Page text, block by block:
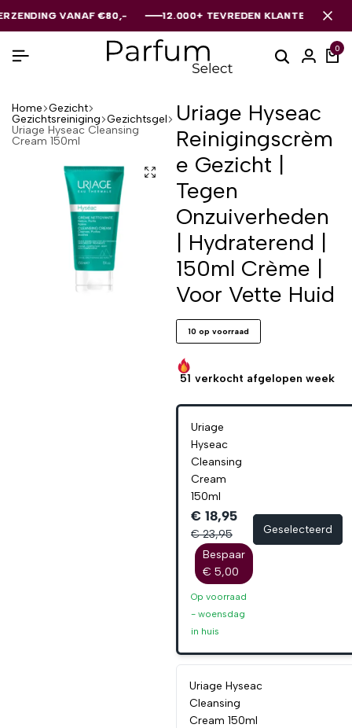
VANAF €80,- 12.000+ TEVREDEN KLANTEN
VANAF €80,- 12.000+ TEVREDEN KLANTEN
VANAF €80,- 12.000+ TEVREDEN KLANTEN
0
Home Gezicht
Gezichtsreiniging Gezichtsgel
Uriage Hyseac Cleansing
Cream 150ml
Uriage Hyseac
Reinigingscrèm
e Gezicht |
Tegen
Onzuiverheden
| Hydraterend |
150ml Crème |
Voor Vette Huid
10 op voorraad
51 verkocht afgelopen week
Uriage
Hyseac
Cleansing
Cream
150ml
€ 18,95
€ 23,95
Bespaar
€ 5,00
Op voorraad
- woensdag
in huis
Geselecteerd
Uriage Hyseac
Cleansing
Cream 150ml